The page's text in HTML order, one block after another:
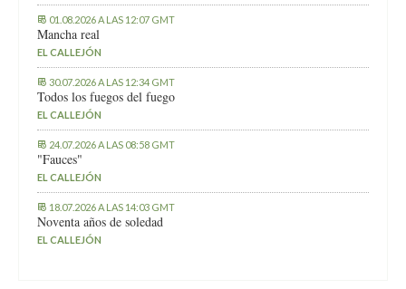
01.08.2026 A LAS 12:07 GMT
Mancha real
EL CALLEJÓN
30.07.2026 A LAS 12:34 GMT
Todos los fuegos del fuego
EL CALLEJÓN
24.07.2026 A LAS 08:58 GMT
"Fauces"
EL CALLEJÓN
18.07.2026 A LAS 14:03 GMT
Noventa años de soledad
EL CALLEJÓN